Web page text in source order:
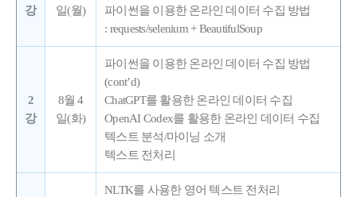
강
일(월)
파이썬을 이용한 온라인 데이터 수집 방법
: requests/selenium + BeautifulSoup
2
강
8월 4
일(화)
파이썬을 이용한 온라인 데이터 수집 방법
(cont’d)
ChatGPT를 활용한 온라인 데이터 수집
OpenAI Codex를 활용한 온라인 데이터 수집
텍스트 분석/마이닝 소개
텍스트 전처리
NLTK를 사용한 영어 텍스트 전처리